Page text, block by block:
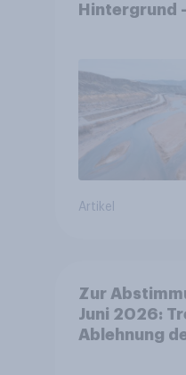
Hintergrund
stabiler
Artikel
Zur
Juni 2026:
Ablehnung